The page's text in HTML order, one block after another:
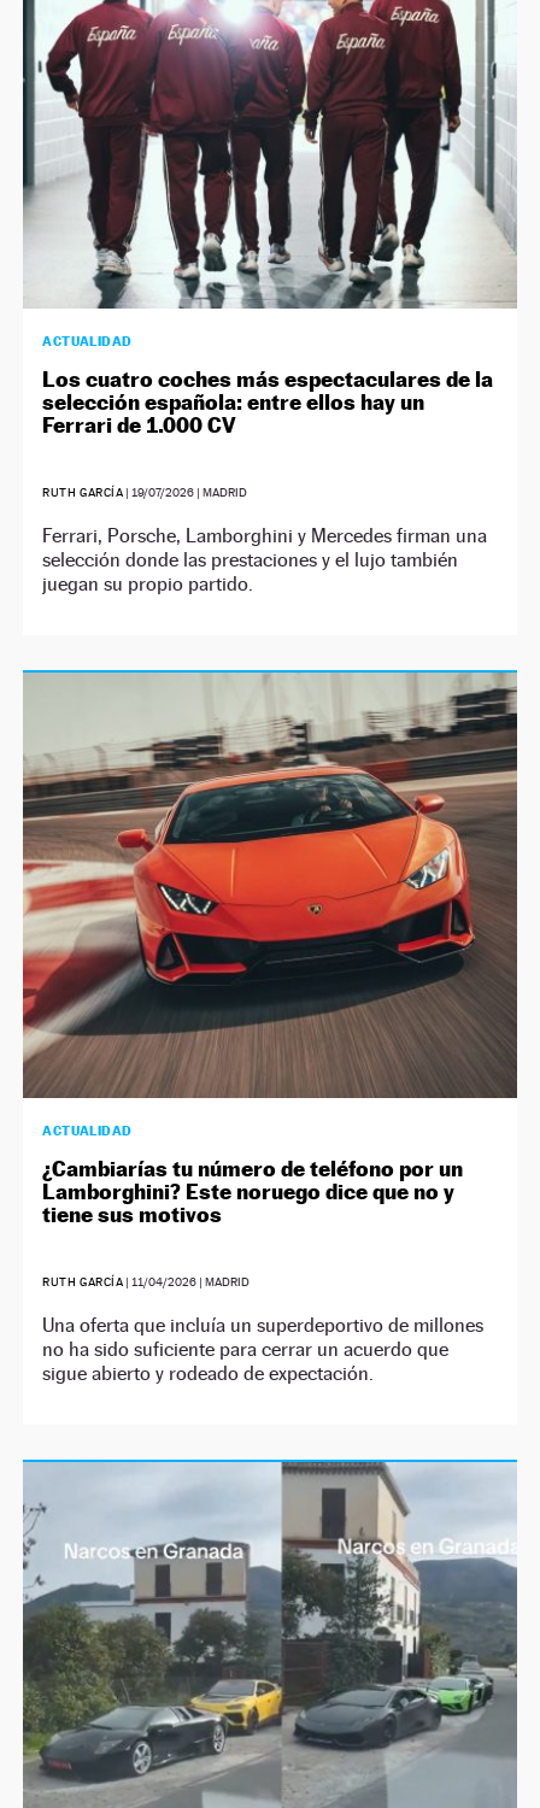
NEWSLETTER
SÍGUENOS
ACTUALIDAD
Los cuatro coches más espectaculares de la
selección española: entre ellos hay un
Ferrari de 1.000 CV
RUTH GARCÍA | 19/07/2026 | MADRID
Ferrari, Porsche, Lamborghini y Mercedes firman una
selección donde las prestaciones y el lujo también
juegan su propio partido.
ACTUALIDAD
¿Cambiarías tu número de teléfono por un
Lamborghini? Este noruego dice que no y
tiene sus motivos
RUTH GARCÍA | 11/04/2026 | MADRID
Una oferta que incluía un superdeportivo de millones
no ha sido suficiente para cerrar un acuerdo que
sigue abierto y rodeado de expectación.